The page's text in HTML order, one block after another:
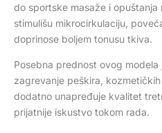
do sportske masaže i
stimulišu mikrocirkulaciju,
doprinose boljem tonusu tkiva.
Posebna prednost ovog
zagrevanje peškira,
dodatno unapređuje kvalitet
prijatnije iskustvo tokom rada.